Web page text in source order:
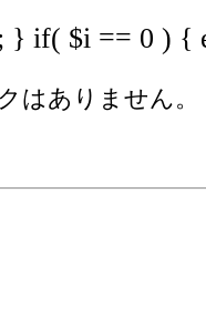
} if( $i == 0 ) {
はありません。